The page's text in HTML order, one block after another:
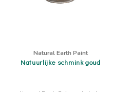
Natural Earth Paint
Natuurlijke schmink goud